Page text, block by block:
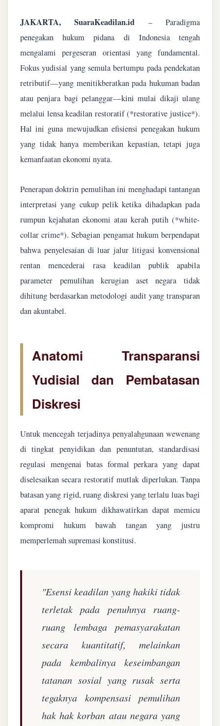
JAKARTA, SuaraKeadilan.id – Paradigma
penegakan hukum pidana di Indonesia tengah
mengalami pergeseran orientasi yang fundamental.
Fokus yudisial yang semula bertumpu pada pendekatan
retributif—yang menitikberatkan pada hukuman badan
atau penjara bagi pelanggar—kini mulai dikaji ulang
melalui lensa keadilan restoratif (*restorative justice*).
Hal ini guna mewujudkan efisiensi penegakan hukum
yang tidak hanya memberikan kepastian, tetapi juga
kemanfaatan ekonomi nyata.
Penerapan doktrin pemulihan ini menghadapi tantangan
interpretasi yang cukup pelik ketika dihadapkan pada
rumpun kejahatan ekonomi atau kerah putih (*white-
collar crime*). Sebagian pengamat hukum berpendapat
bahwa penyelesaian di luar jalur litigasi konvensional
rentan mencederai rasa keadilan publik apabila
parameter pemulihan kerugian aset negara tidak
dihitung berdasarkan metodologi audit yang transparan
dan akuntabel.
Anatomi Transparansi
Yudisial dan Pembatasan
Diskresi
Untuk mencegah terjadinya penyalahgunaan wewenang
di tingkat penyidikan dan penuntutan, standardisasi
regulasi mengenai batas formal perkara yang dapat
diselesaikan secara restoratif mutlak diperlukan. Tanpa
batasan yang rigid, ruang diskresi yang terlalu luas bagi
aparat penegak hukum dikhawatirkan dapat memicu
kompromi hukum bawah tangan yang justru
memperlemah supremasi konstitusi.
"Esensi keadilan yang hakiki tidak
terletak pada penuhnya ruang-
ruang lembaga pemasyarakatan
secara kuantitatif, melainkan
pada kembalinya keseimbangan
tatanan sosial yang rusak serta
tegaknya kompensasi pemulihan
hak hak korban atau negara yang